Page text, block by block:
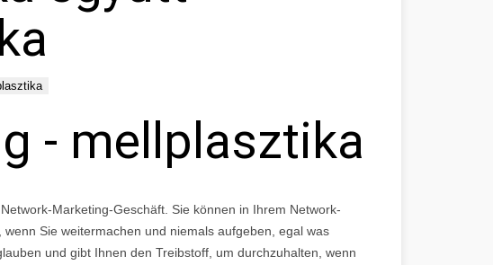
- mellplasztika
Marketing-Geschäft. Sie können in Ihrem Network-
Sie weitermachen und niemals aufgeben, egal was
und gibt Ihnen den Treibstoff, um durchzuhalten, wenn